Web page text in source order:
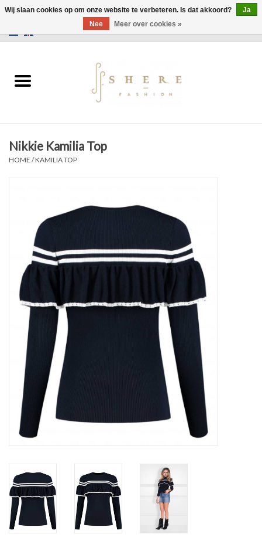
Jurken
Rokken
Truien
Top
Pakken
Accessoires
Merken
Nikkie Kamilia Top
HOME /KAMILIA TOP
Wij slaan cookies op om onze website te verbeteren. Is dat akkoord?
Ja
Nee
Meer over cookies »